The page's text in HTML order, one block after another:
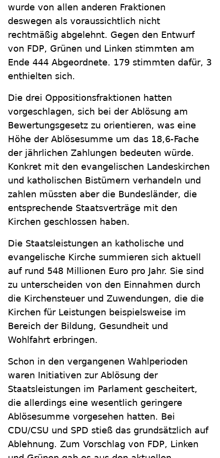
wurde von allen anderen Fraktionen
deswegen als voraussichtlich nicht
rechtmäßig abgelehnt. Gegen den Entwurf
von FDP, Grünen und Linken stimmten am
Ende 444 Abgeordnete. 179 stimmten dafür, 3
enthielten sich.
Die drei Oppositionsfraktionen hatten
vorgeschlagen, sich bei der Ablösung am
Bewertungsgesetz zu orientieren, was eine
Höhe der Ablösesumme um das 18,6-Fache
der jährlichen Zahlungen bedeuten würde.
Konkret mit den evangelischen Landeskirchen
und katholischen Bistümern verhandeln und
zahlen müssten aber die Bundesländer, die
entsprechende Staatsverträge mit den
Kirchen geschlossen haben.
Die Staatsleistungen an katholische und
evangelische Kirche summieren sich aktuell
auf rund 548 Millionen Euro pro Jahr. Sie sind
zu unterscheiden von den Einnahmen durch
die Kirchensteuer und Zuwendungen, die die
Kirchen für Leistungen beispielsweise im
Bereich der Bildung, Gesundheit und
Wohlfahrt erbringen.
Schon in den vergangenen Wahlperioden
waren Initiativen zur Ablösung der
Staatsleistungen im Parlament gescheitert,
die allerdings eine wesentlich geringere
Ablösesumme vorgesehen hatten. Bei
CDU/CSU und SPD stieß das grundsätzlich auf
Ablehnung. Zum Vorschlag von FDP, Linken